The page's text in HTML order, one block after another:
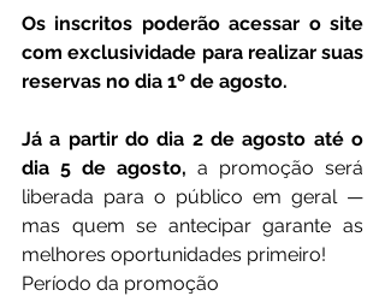
Os inscritos poderão acessar o site
com exclusividade para realizar suas
reservas no dia 1º de agosto.
Já a partir do dia 2 de agosto até o
dia 5 de agosto, a promoção será
liberada para o público em geral —
mas quem se antecipar garante as
melhores oportunidades primeiro!
Período da promoção